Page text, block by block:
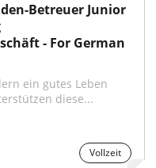
Betreuer Junior
- For German
ein gutes Leben
diese...
Vollzeit